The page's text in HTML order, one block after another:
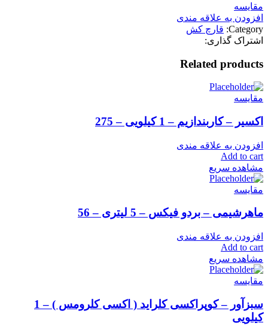
مقایسه
افزودن به علاقه مندی
Category: قارچ کش
اشتراک گذاری:
Related products
مقایسه
اکسیر – کاربندازیم – 1 کیلویی – 275
افزودن به علاقه مندی
Add to cart
مشاهده سریع
مقایسه
ماهرشیمی – بردو فیکس – 5 لیتری – 56
افزودن به علاقه مندی
Add to cart
مشاهده سریع
مقایسه
سبزآور – کوپراکسی کلراید ( اکسی کلرومس ) – 1
کیلویی